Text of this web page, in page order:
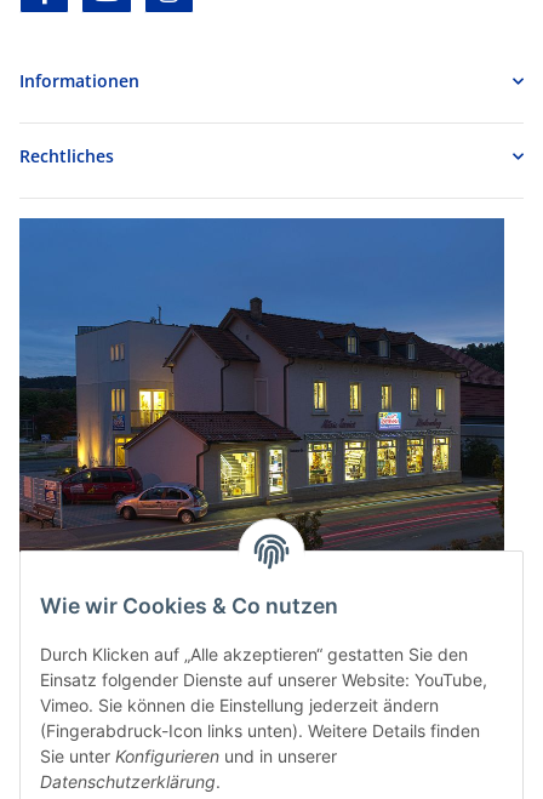
Wie wir Cookies & Co nutzen
Durch Klicken auf „Alle akzeptieren“ gestatten Sie den
Einsatz folgender Dienste auf unserer Website: YouTube,
Vimeo. Sie können die Einstellung jederzeit ändern
(Fingerabdruck-Icon links unten). Weitere Details finden
Sie unter Konfigurieren und in unserer
Datenschutzerklärung.
Informationen
Rechtliches